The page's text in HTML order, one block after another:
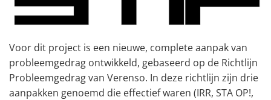
Voor dit project is een nieuwe, complete aanpak van
probleemgedrag ontwikkeld, gebaseerd op de Richtlijn
Probleemgedrag van Verenso. In deze richtlijn zijn drie
aanpakken genoemd die effectief waren (IRR, STA OP!,